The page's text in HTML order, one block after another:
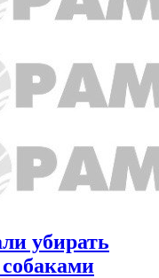
убирать